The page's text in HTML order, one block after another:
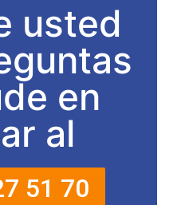
usted
en
al
51 70